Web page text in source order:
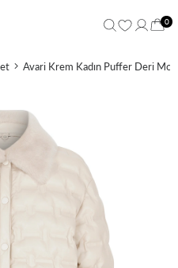
0
Avari Krem Kadın Puffer Deri